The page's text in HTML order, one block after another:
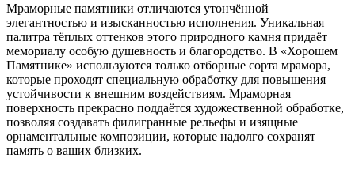
Мраморные памятники отличаются утончённой
элегантностью и изысканностью исполнения. Уникальная
палитра тёплых оттенков этого природного камня придаёт
мемориалу особую душевность и благородство. В «Хорошем
Памятнике» используются только отборные сорта мрамора,
которые проходят специальную обработку для повышения
устойчивости к внешним воздействиям. Мраморная
поверхность прекрасно поддаётся художественной обработке,
позволяя создавать филигранные рельефы и изящные
орнаментальные композиции, которые надолго сохранят
память о ваших близких.